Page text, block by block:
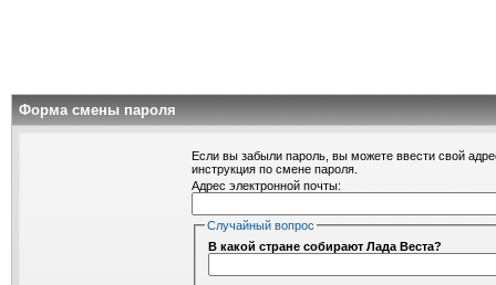
Форма смены пароля
Если вы забыли пароль, вы можете ввести свой
инструкция по смене пароля.
Адрес электронной почты:
Случайный вопрос
В какой стране собирают Лада Веста?